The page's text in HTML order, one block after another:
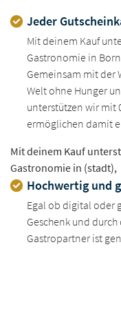
Jeder
Mit deinem Kauf
Gastronomie in
Gemeinsam mit der
Welt ohne Hunger
unterstützen wir mit
ermöglichen damit
Mit deinem Kauf
Gastronomie in (stadt),
Hochwertig und
Egal ob digital oder
Geschenk und
Gastropartner ist